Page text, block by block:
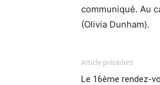
communiqué. Au
(Olivia Dunham).
Article précédent
Le 16ème rendez-